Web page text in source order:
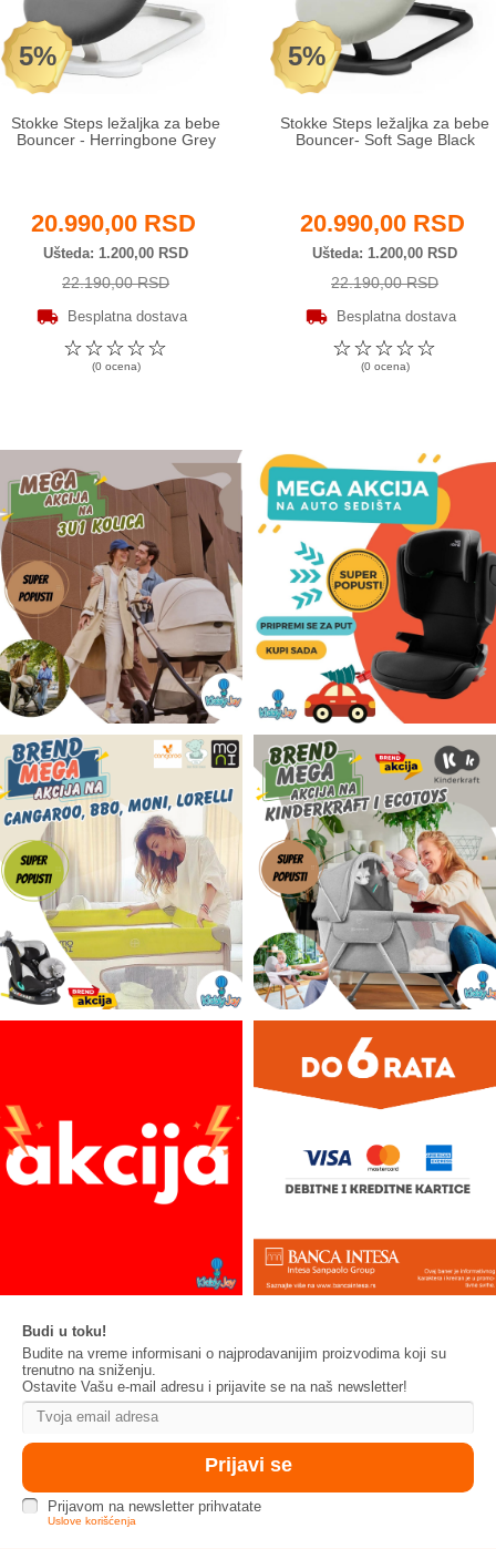
5%
Stokke Steps ležaljka za bebe
Bouncer - Herringbone Grey
20.990,00 RSD
Ušteda 1.200,00 RSD
22.190,00 RSD
Besplatna dostava
☆
☆
☆
☆
☆
(0 ocena)
5%
Stokke Steps ležaljka za bebe
Bouncer- Soft Sage Black
20.990,00 RSD
Ušteda 1.200,00 RSD
22.190,00 RSD
Besplatna dostava
☆
☆
☆
☆
☆
(0 ocena)
Budi u toku!
Budite na vreme informisani o najprodavanijim proizvodima koji su
trenutno na sniženju.
Ostavite Vašu e-mail adresu i prijavite se na naš newsletter!
Prijavom na newsletter prihvatate
Uslove korišćenja